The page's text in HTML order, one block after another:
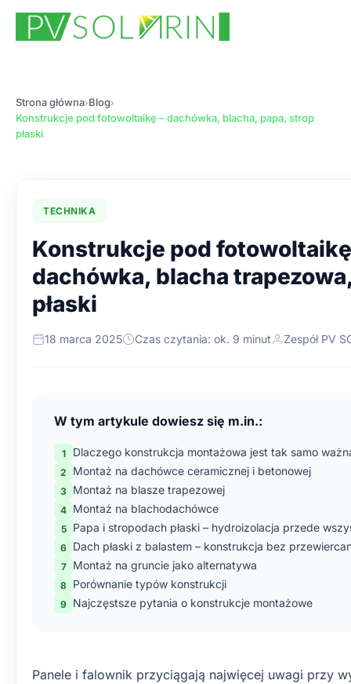
Strona główna›Blog›
Konstrukcje pod fotowoltaikę – dachówka, blacha, papa, strop
płaski
TECHNIKA
Konstrukcje pod
dachówka, blacha
płaski
18 marca 2025 Czas czytania: ok. 9 minut Zespół PV
W tym artykule dowiesz się m.in.:
Dlaczego konstrukcja montażowa jest tak samo
Montaż na dachówce ceramicznej i betonowej
Montaż na blasze trapezowej
Montaż na blachodachówce
Papa i stropodach płaski – hydroizolacja przede
Dach płaski z balastem – konstrukcja bez
Montaż na gruncie jako alternatywa
Porównanie typów konstrukcji
Najczęstsze pytania o konstrukcje montażowe
Panele i falownik przyciągają najwięcej uwagi przy